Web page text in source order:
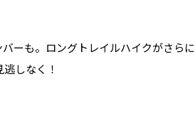
ーも。ロングトレイルハイクがさらに
しなく！